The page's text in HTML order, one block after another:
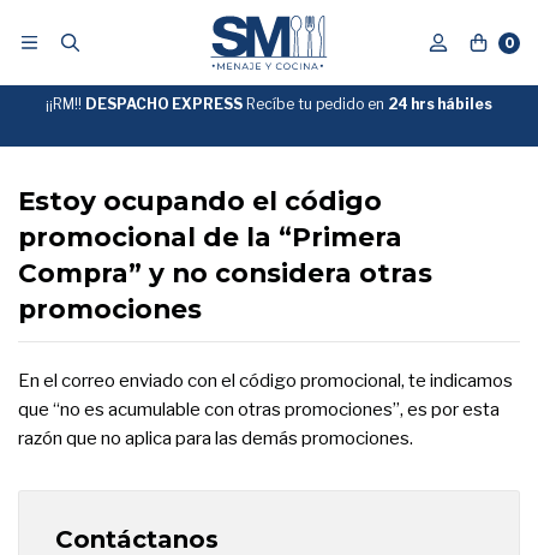
0
GRATIS
SOBRE
¡¡RM!! DESPACHO EXPRESS Recíbe tu pedido en 24 hrs hábiles
Estoy ocupando el código
promocional de la “Primera
Compra” y no considera otras
promociones
En el correo enviado con el código promocional, te indicamos
que “no es acumulable con otras promociones”, es por esta
razón que no aplica para las demás promociones.
Contáctanos